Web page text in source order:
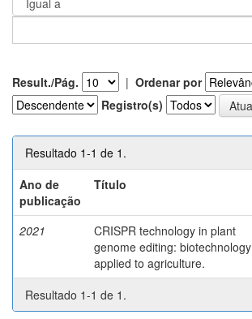
Result./Pág. | Ordenar por
Registro(s)
Resultado 1-1 de 1.
Ano de
publicação
Título
2021
CRISPR technology in plant
genome editing: biotechnology
applied to agriculture.
Resultado 1-1 de 1.